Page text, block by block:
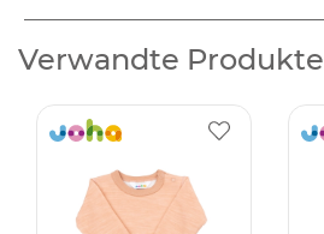
Verwandte Produkte